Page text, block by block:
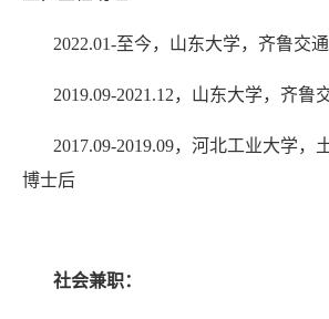
2022.01-至今，山东大学，齐鲁交
2019.09-2021.12，山东大学，齐鲁
2017.09-2019.09，河北工业大学，
博士后
社会兼职：